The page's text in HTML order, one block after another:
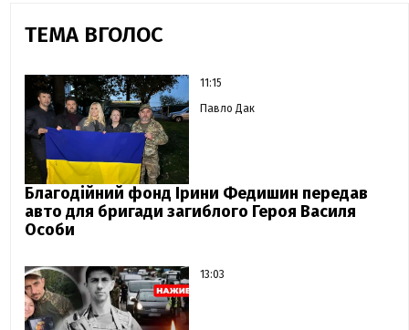
ТЕМА ВГОЛОС
11:15
Павло Дак
Благодійний фонд Ірини Федишин передав
авто для бригади загиблого Героя Василя
Особи
13:03